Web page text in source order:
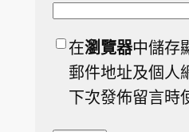
在瀏覽器中儲存
郵件地址及個人
下次發佈留言時